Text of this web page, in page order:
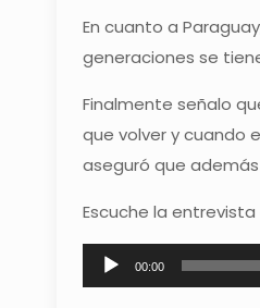
En cuanto a
generaciones se
Finalmente señalo
que volver y cuando
aseguró que
Escuche la
Reproductor
de
00:00